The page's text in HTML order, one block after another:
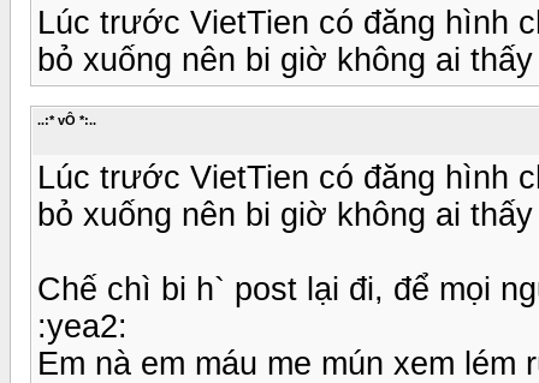
Lúc trước VietTien có đăng hình
bỏ xuống nên bi giờ không ai
..:* vÔ *:..
Lúc trước VietTien có đăng hình
bỏ xuống nên bi giờ không ai
Chế chì bi h` post lại đi, để mọi
:yea2:
Em nà em máu me mún xem lém